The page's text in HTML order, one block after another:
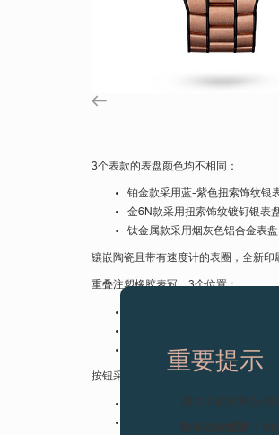
3个表款的表盘颜色均不相同：
铂金款采用蓝-紫色扭索饰纹银
金6N款采用扭索饰纹镀钌银表
钛金属款采用烟灰色铝合金表
镶嵌陶瓷且带有速度计的表圈，全新
重叠注塑橡胶表冠，3个位置：
位置3：设置时间。
按钮采用与表壳同样的金属材质：
2时位置的按钮用于计时功能的
4时位置设双追针专用按钮。
重要提示
图片中的时钟及
致各位收藏家：